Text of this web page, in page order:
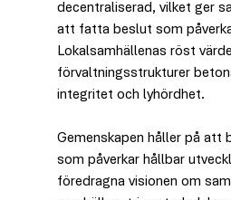
decentraliserad, vilket ger
att fatta beslut som
Lokalsamhällenas röst
förvaltningsstrukturer
integritet och lyhördhet.
Gemenskapen håller på att
som påverkar hållbar
föredragna visionen om